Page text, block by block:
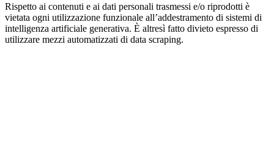
Rispetto ai contenuti e ai dati personali trasmessi e/o riprodotti è
vietata ogni utilizzazione funzionale all’addestramento di sistemi di
intelligenza artificiale generativa. È altresì fatto divieto espresso di
utilizzare mezzi automatizzati di data scraping.